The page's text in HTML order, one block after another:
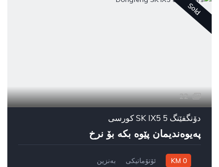
Sold
22
دۆنگفێنگ SK IX5 5 کورسی
پەیوەندیمان پێوە بکە بۆ نرخ
0 KM ئۆتۆماتیکی
بەنزین